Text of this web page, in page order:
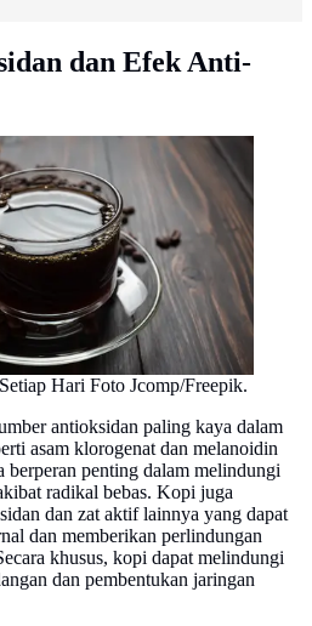
dan Efek Anti-
Hari Foto Jcomp/Freepik.
antioksidan paling kaya dalam
asam klorogenat dan melanoidin
berperan penting dalam melindungi
radikal bebas. Kopi juga
dan zat aktif lainnya yang dapat
dan memberikan perlindungan
khusus, kopi dapat melindungi
dan pembentukan jaringan